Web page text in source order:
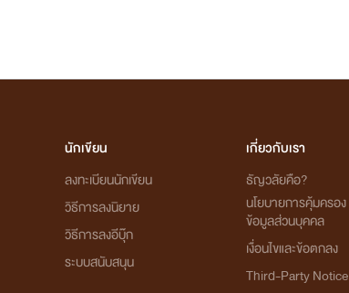
นักเขียน
ลงทะเบียนนักเขียน
วิธีการลงนิยาย
วิธีการลงอีบุ๊ก
ระบบสนับสนุน
เกี่ยวกับเรา
ธัญวลัยคือ?
นโยบายการคุ้มครอง
ข้อมูลส่วนบุคคล
เงื่อนไขและข้อตกลง
Third-Party Notice